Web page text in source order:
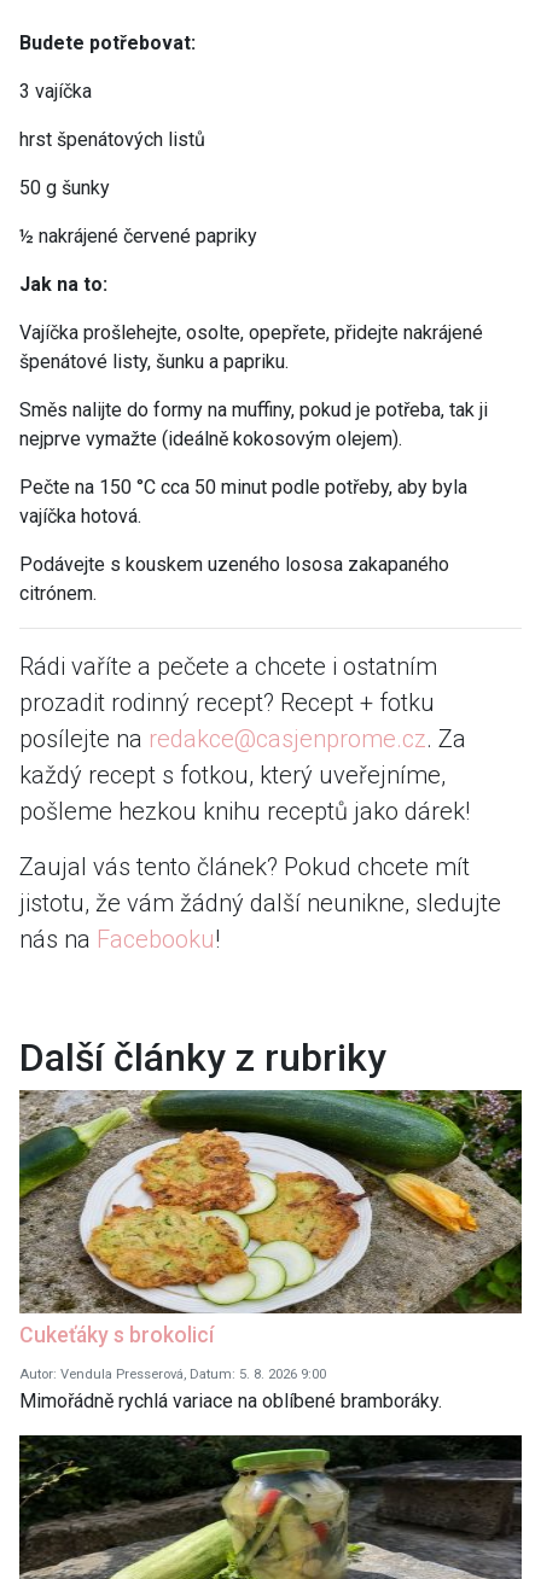
Budete potřebovat:
3 vajíčka
hrst špenátových listů
50 g šunky
½ nakrájené červené papriky
Jak na to:
Vajíčka prošlehejte, osolte, opepřete, přidejte nakrájené
špenátové listy, šunku a papriku.
Směs nalijte do formy na muffiny, pokud je potřeba, tak ji
nejprve vymažte (ideálně kokosovým olejem).
Pečte na 150 °C cca 50 minut podle potřeby, aby byla
vajíčka hotová.
Podávejte s kouskem uzeného lososa zakapaného
citrónem.
Rádi vaříte a pečete a chcete i ostatním
prozadit rodinný recept? Recept + fotku
posílejte na redakce@casjenprome.cz. Za
každý recept s fotkou, který uveřejníme,
pošleme hezkou knihu receptů jako dárek!
Zaujal vás tento článek? Pokud chcete mít
jistotu, že vám žádný další neunikne, sledujte
nás na Facebooku!
Další články z rubriky
Cukeťáky s brokolicí
Autor: Vendula Presserová, Datum: 5. 8. 2026 9:00
Mimořádně rychlá variace na oblíbené bramboráky.